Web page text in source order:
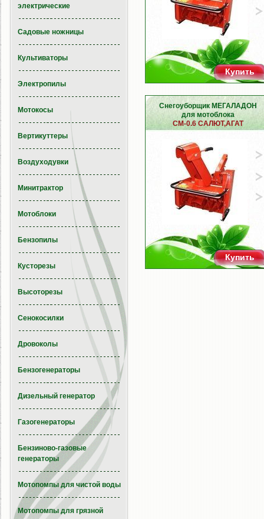
Купить
Снегоуборщик МЕГАЛАДОН
для мотоблока
СМ-0.6 САЛЮТ,АГАТ
Купить
электрические
Садовые ножницы
Культиваторы
Электропилы
Мотокосы
Вертикуттеры
Воздуходувки
Минитрактор
Мотоблоки
Бензопилы
Кусторезы
Высоторезы
Сенокосилки
Дровоколы
Бензогенераторы
Дизельный генератор
Газогенераторы
Бензиново-газовые
генераторы
Мотопомпы для чистой воды
Мотопомпы для грязной